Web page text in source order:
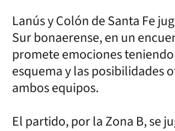
Lanús y Colón de Santa Fe
Sur bonaerense, en un
promete emociones
esquema y las posibilidades
ambos equipos.
El partido, por la Zona B, se